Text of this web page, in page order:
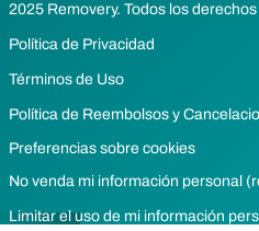
2025 Removery. Todos los
Política de Privacidad
Términos de Uso
Política de Reembolsos y
Preferencias sobre cookies
No venda mi información personal
Limitar el uso de mi información